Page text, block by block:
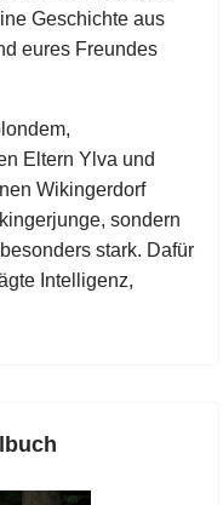
Geschichte aus
eures Freundes
Eltern Ylva und
Wikingerdorf
sondern
stark. Dafür
Intelligenz,